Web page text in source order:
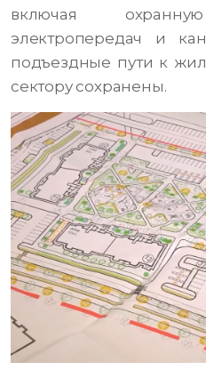
включая
электропередач и
подъездные пути к
сектору сохранены.